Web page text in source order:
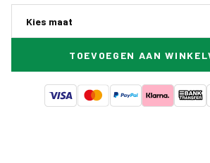
Kies maat
TOEVOEGEN AAN